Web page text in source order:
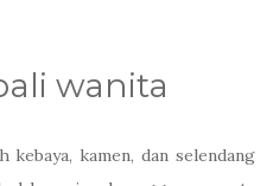
wanita
kebaya, kamen, dan selendang